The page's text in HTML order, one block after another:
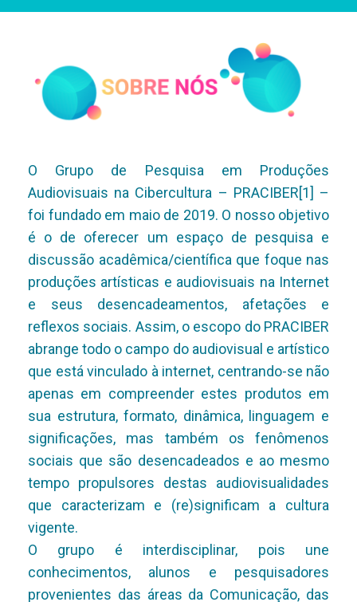
O Grupo de Pesquisa em Produções
Audiovisuais na Cibercultura – PRACIBER[1] –
foi fundado em maio de 2019. O nosso objetivo
é o de oferecer um espaço de pesquisa e
discussão acadêmica/científica que foque nas
produções artísticas e audiovisuais na Internet
e seus desencadeamentos, afetações e
reflexos sociais. Assim, o escopo do PRACIBER
abrange todo o campo do audiovisual e artístico
que está vinculado à internet, centrando-se não
apenas em compreender estes produtos em
sua estrutura, formato, dinâmica, linguagem e
significações, mas também os fenômenos
sociais que são desencadeados e ao mesmo
tempo propulsores destas audiovisualidades
que caracterizam e (re)significam a cultura
vigente.
O grupo é interdisciplinar, pois une
conhecimentos, alunos e pesquisadores
provenientes das áreas da Comunicação, das